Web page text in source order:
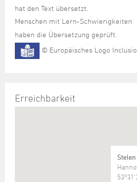
hat den Text übersetzt.
Menschen mit Lern-Schwierigkeiten
haben die Übersetzung geprüft.
© Europäisches Logo
Erreichbarkeit